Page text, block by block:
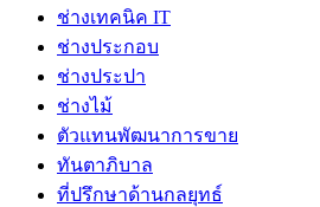
ช่างเทคนิค IT
ช่างประกอบ
ช่างประปา
ช่างไม้
ตัวแทนพัฒนาการขาย
ทันตาภิบาล
ที่ปรึกษาด้านกลยุทธ์